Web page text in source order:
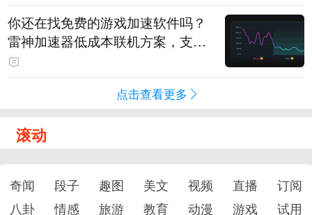
你还在找免费的游戏加速软件吗？
雷神加速器低成本联机方案，支持
免费试用
点击查看更多
滚动
奇闻 段子 趣图 美文 视频 直播
订阅
八卦
情感 旅游 教育 动漫 游戏 试用